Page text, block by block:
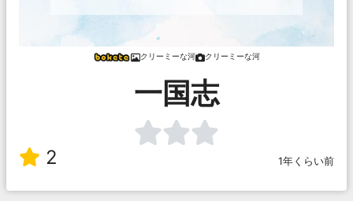
クリーミーな河 クリーミーな河
一国志
2 1年くらい前